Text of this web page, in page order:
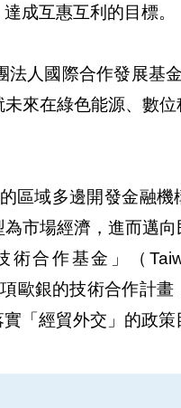
成互惠互利的目標。
人國際合作發展基
來在綠色能源、數
區域多邊開發金融機
市場經濟，進而邁
合作基金」（
歐銀的技術合作計畫
「經貿外交」的政策